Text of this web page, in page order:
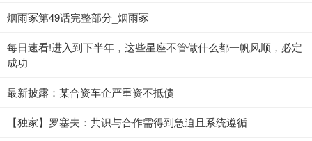
烟雨冢第49话完整部分_烟雨冢
每日速看!进入到下半年，这些星座不管做什么都一帆风顺，必定
成功
最新披露：某合资车企严重资不抵债
【独家】罗塞夫：共识与合作需得到急迫且系统遵循